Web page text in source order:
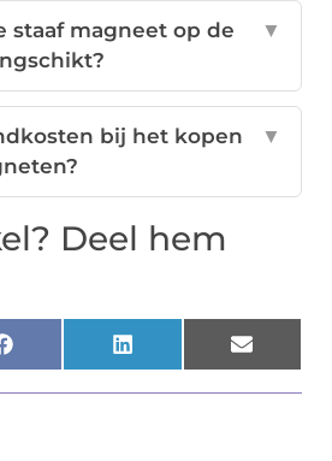
staaf magneet op de
▼
bij het kopen
▼
Deel hem
Facebook LinkedIn Email